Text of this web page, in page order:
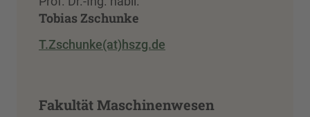
Tobias Zschunke
T.Zschunke(at)hszg.de
Fakultät Maschinenwesen